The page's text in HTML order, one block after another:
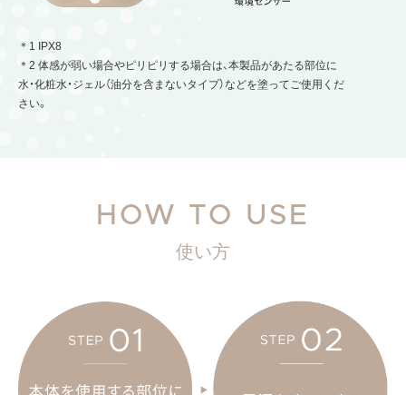
＊1 IPX8
＊2 体感が弱い場合やピリピリする場合は、本製品があたる部位に
水・化粧水・ジェル（油分を含まないタイプ）などを塗ってご使用くだ
さい。
HOW TO USE
使い方